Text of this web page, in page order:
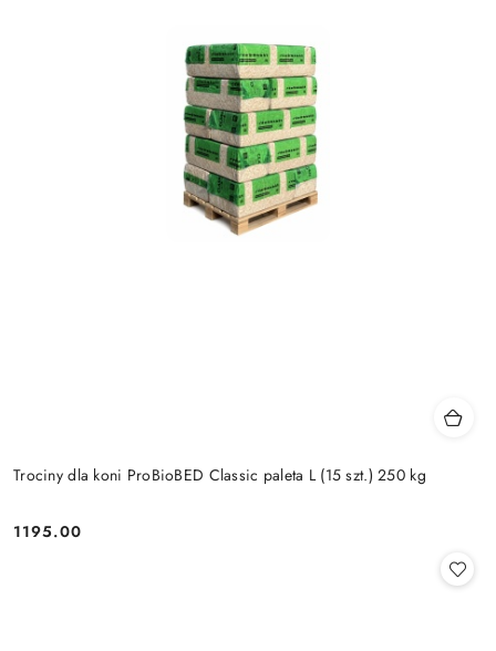
Trociny dla koni ProBioBED Classic paleta L (15 szt.) 250 kg
Cena:
1195.00